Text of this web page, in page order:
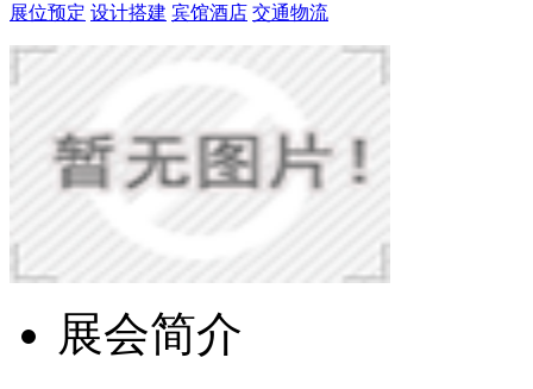
展位预定 设计搭建 宾馆酒店 交通物流
展会简介